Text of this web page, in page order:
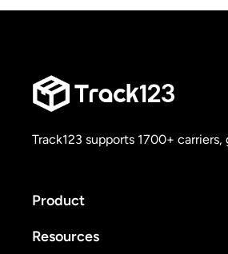
Track123 supports 1700+
Product
Resources